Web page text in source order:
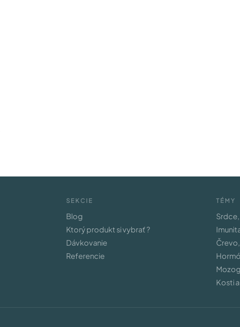
SEKCIE
Blog
Ktorý produkt si vybrať ?
Dávkovanie
Referencie
TÉMY
Kosti